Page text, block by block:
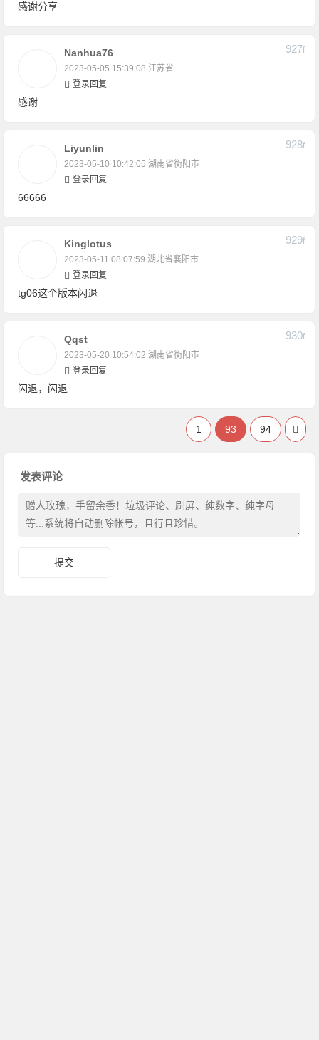
感谢分享
Nanhua76
2023-05-05 15:39:08 江苏省
927F
登录回复
感谢
Liyunlin
2023-05-10 10:42:05 湖南省衡阳市
928F
登录回复
66666
Kinglotus
2023-05-11 08:07:59 湖北省襄阳市
929F
登录回复
tg06这个版本闪退
Qqst
2023-05-20 10:54:02 湖南省衡阳市
930F
登录回复
闪退，闪退
1 93 94
发表评论